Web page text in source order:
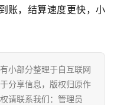
账，结算速度更快，小
小部分整理于自互联网
分享信息，版权归原作
请联系我们：管理员